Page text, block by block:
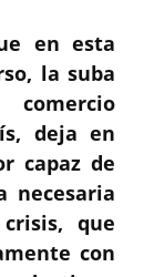
en esta
la suba
deja en
capaz de
necesaria
crisis, que
con